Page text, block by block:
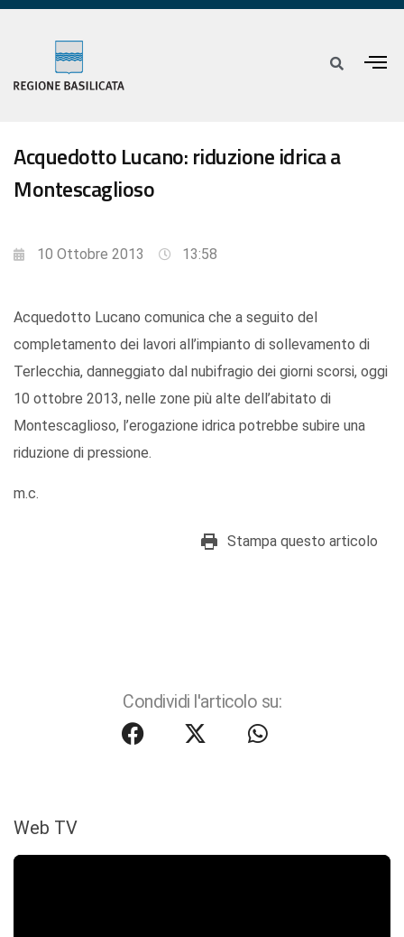
Acquedotto Lucano: riduzione idrica a
Montescaglioso
10 Ottobre 2013 13:58
Acquedotto Lucano comunica che a seguito del
completamento dei lavori all’impianto di sollevamento di
Terlecchia, danneggiato dal nubifragio dei giorni scorsi, oggi
10 ottobre 2013, nelle zone più alte dell’abitato di
Montescaglioso, l’erogazione idrica potrebbe subire una
riduzione di pressione.
m.c.
Stampa questo articolo
Condividi l'articolo su:
Web TV